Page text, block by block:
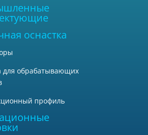
оснастка
для обрабатывающих
профиль